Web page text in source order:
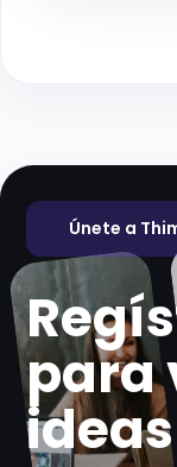
Únete a
para
ideas